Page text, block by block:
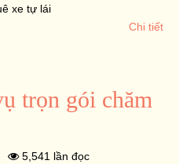
xe tự lái
Chi tiết
trọn gói chăm
5,541 lần đọc